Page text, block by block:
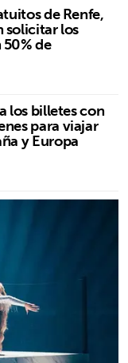
de Renfe,
solicitar los
de
los billetes con
para viajar
y Europa